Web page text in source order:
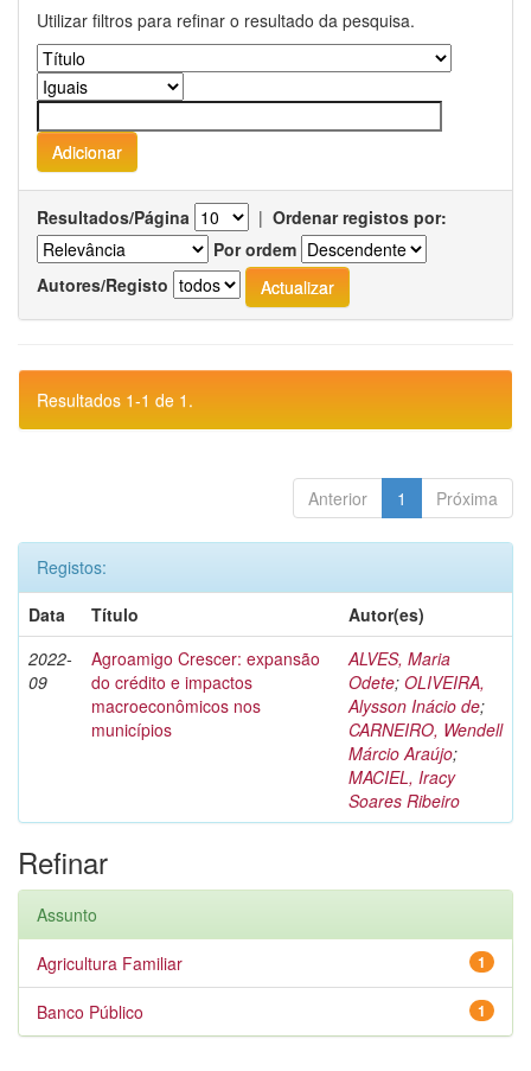
Utilizar filtros para refinar o resultado da pesquisa.
Resultados/Página | Ordenar registos por:
Por ordem
Autores/Registo
Resultados 1-1 de 1.
Anterior 1 Próxima
Registos:
Data
Título
Autor(es)
2022-
09
Agroamigo Crescer: expansão
do crédito e impactos
macroeconômicos nos
municípios
ALVES, Maria
Odete; OLIVEIRA,
Alysson Inácio de;
CARNEIRO, Wendell
Márcio Araújo;
MACIEL, Iracy
Soares Ribeiro
Refinar
Assunto
1
Agricultura Familiar
1
Banco Público